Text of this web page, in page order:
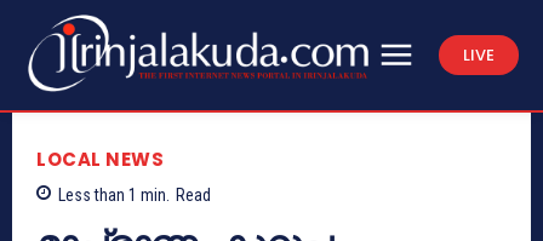
LIVE
LOCAL NEWS
Less than 1 min. Read